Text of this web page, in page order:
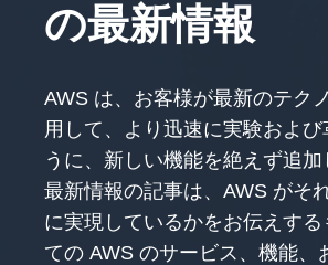
の最新情報
AWS は、お客様が最新のテク
用して、より迅速に実験および
うに、新しい機能を絶えず追加
最新情報の記事は、AWS がそ
に実現しているかをお伝えす
ての AWS のサービス、機能、